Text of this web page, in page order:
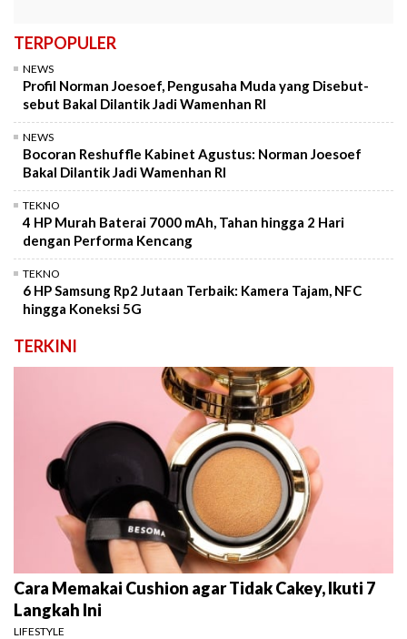
TERPOPULER
NEWS
Profil Norman Joesoef, Pengusaha Muda yang Disebut-
sebut Bakal Dilantik Jadi Wamenhan RI
NEWS
Bocoran Reshuffle Kabinet Agustus: Norman Joesoef
Bakal Dilantik Jadi Wamenhan RI
TEKNO
4 HP Murah Baterai 7000 mAh, Tahan hingga 2 Hari
dengan Performa Kencang
TEKNO
6 HP Samsung Rp2 Jutaan Terbaik: Kamera Tajam, NFC
hingga Koneksi 5G
TERKINI
Cara Memakai Cushion agar Tidak Cakey, Ikuti 7
Langkah Ini
LIFESTYLE